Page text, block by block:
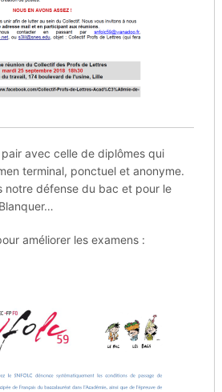
avec celle de diplômes qui
terminal, ponctuel et anonyme.
notre défense du bac et pour le
améliorer les examens :